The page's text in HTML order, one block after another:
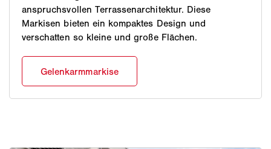
anspruchsvollen Terrassenarchitektur. Diese
Markisen bieten ein kompaktes Design und
verschatten so kleine und große Flächen.